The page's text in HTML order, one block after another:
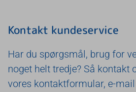
Kontakt kundeservice
Har du spørgsmål, brug for
noget helt tredje? Så kontakt
vores kontaktformular, e-